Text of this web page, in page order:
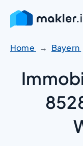
Zum
Inhalt
springen
Home Bayern